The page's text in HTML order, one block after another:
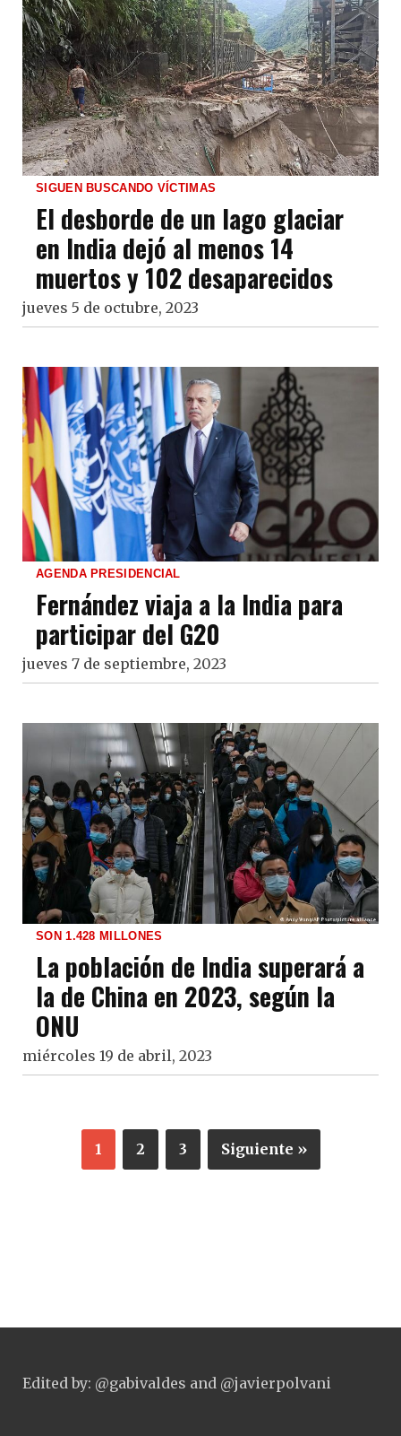
SIGUEN BUSCANDO VÍCTIMAS
El desborde de un lago glaciar
en India dejó al menos 14
muertos y 102 desaparecidos
jueves 5 de octubre, 2023
AGENDA PRESIDENCIAL
Fernández viaja a la India para
participar del G20
jueves 7 de septiembre, 2023
SON 1.428 MILLONES
La población de India superará a
la de China en 2023, según la
ONU
miércoles 19 de abril, 2023
1 2 3 Siguiente »
Edited by: @gabivaldes and @javierpolvani